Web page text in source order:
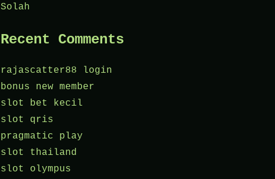
Solah
Recent Comments
rajascatter88 login
bonus new member
slot bet kecil
slot qris
pragmatic play
slot thailand
slot olympus